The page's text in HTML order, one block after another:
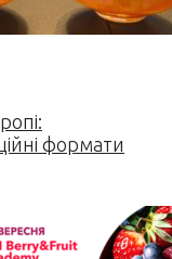
формати